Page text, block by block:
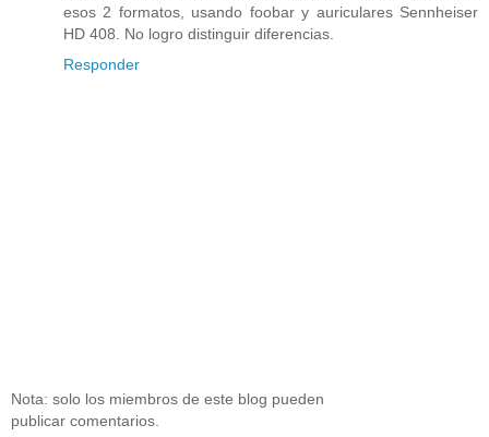
esos 2 formatos, usando foobar y auriculares Sennheiser
HD 408. No logro distinguir diferencias.
Responder
Nota: solo los miembros de este blog pueden
publicar comentarios.